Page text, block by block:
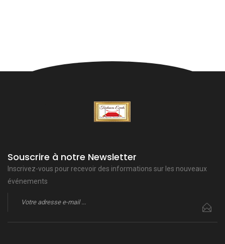
Souscrire à notre Newsletter
Inscrivez-vous pour recevoir des informations sur les nouveaux
événements